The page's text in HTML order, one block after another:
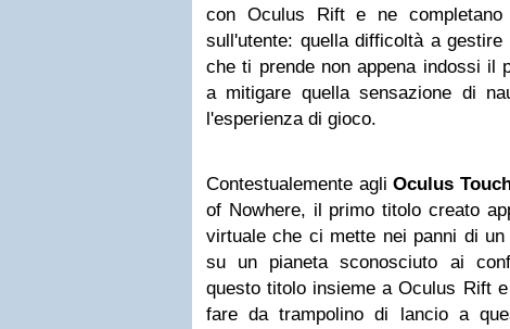
con Oculus Rift e ne completano
sull'utente: quella difficoltà a
che ti prende non appena indossi il
a mitigare quella sensazione di
l'esperienza di gioco.
Contestualemente agliOculus
of Nowhere, il primo titolo creato
virtuale che ci mette nei panni di un
su un pianeta sconosciuto ai
questo titolo insieme a Oculus Rift e
fare da trampolino di lancio a